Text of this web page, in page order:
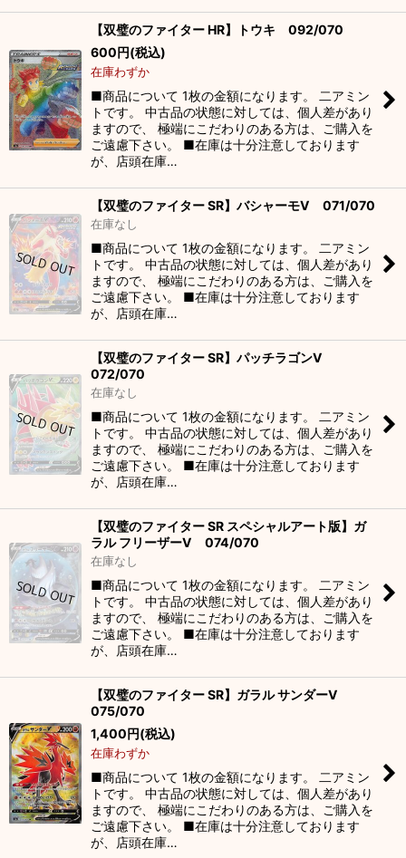
【双璧のファイター HR】トウキ 092/070
600円(税込)
在庫わずか
■商品について 1枚の金額になります。 二アミン
トです。 中古品の状態に対しては、個人差があり
ますので、 極端にこだわりのある方は、ご購入を
ご遠慮下さい。 ■在庫は十分注意しております
が、店頭在庫…
【双璧のファイター SR】バシャーモV 071/070
在庫なし
■商品について 1枚の金額になります。 二アミン
トです。 中古品の状態に対しては、個人差があり
ますので、 極端にこだわりのある方は、ご購入を
ご遠慮下さい。 ■在庫は十分注意しております
が、店頭在庫…
【双璧のファイター SR】パッチラゴンV
072/070
在庫なし
■商品について 1枚の金額になります。 二アミン
トです。 中古品の状態に対しては、個人差があり
ますので、 極端にこだわりのある方は、ご購入を
ご遠慮下さい。 ■在庫は十分注意しております
が、店頭在庫…
【双璧のファイター SR スペシャルアート版】ガ
ラル フリーザーV 074/070
在庫なし
■商品について 1枚の金額になります。 二アミン
トです。 中古品の状態に対しては、個人差があり
ますので、 極端にこだわりのある方は、ご購入を
ご遠慮下さい。 ■在庫は十分注意しております
が、店頭在庫…
【双璧のファイター SR】ガラル サンダーV
075/070
1,400円(税込)
在庫わずか
■商品について 1枚の金額になります。 二アミン
トです。 中古品の状態に対しては、個人差があり
ますので、 極端にこだわりのある方は、ご購入を
ご遠慮下さい。 ■在庫は十分注意しております
が、店頭在庫…